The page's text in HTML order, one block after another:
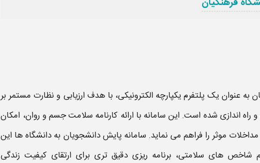
به عنوان یک پلتفرم یکپارچه الکترونیکی، با هدف ارزیابی و نظارت مستمر بر
اندازی شده است. این سامانهبا ارائه کارنامه سلامت جسم و روان، امکان
موثر را فراهم می‌ نماید. سامانه پایش دانشجویان به دانشگاه‌ ها این
های سلامتی، برنامه‌ ریزی دقیق‌ تری برای ارتقای کیفیت زندگی